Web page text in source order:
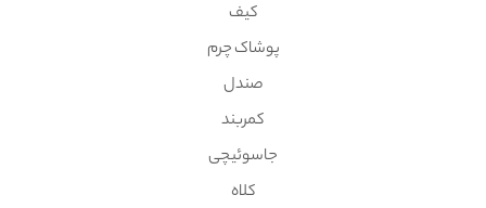
کیف
پوشاک چرم
صندل
کمربند
جاسوئیچی
کلاه